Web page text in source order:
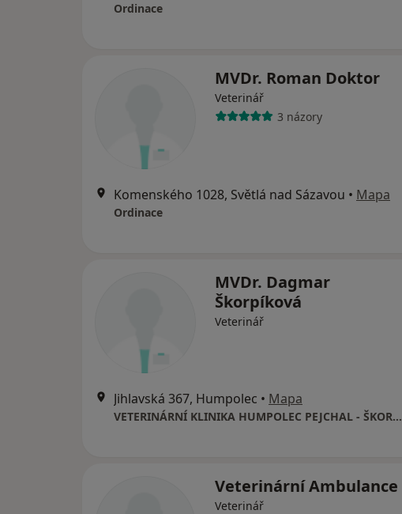
Ordinace
MVDr. Roman Doktor
Veterinář
3 názory
Komenského 1028, Světlá nad Sázavou • Mapa
Ordinace
MVDr. Dagmar
Škorpíková
Veterinář
Jihlavská 367, Humpolec • Mapa
VETERINÁRNÍ KLINIKA HUMPOLEC PEJCHAL - ŠKORPÍKOVÁ
Veterinární Ambulance
Veterinář